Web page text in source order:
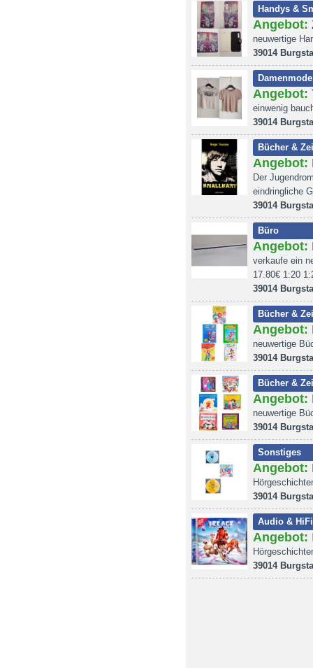
Handys &
Angebot:
neuwertige
39014
Damenmode
Angebot:
einwenig
39014
Bücher &
Angebot:
Der
eindringliche
39014
Büro
Angebot:
verkaufe ein
17.80€ 1:20
39014
Bücher &
Angebot:
neuwertige
39014
Bücher &
Angebot:
neuwertige
39014
Sonstiges
Angebot:
39014
Audio & HiFi
Angebot:
39014